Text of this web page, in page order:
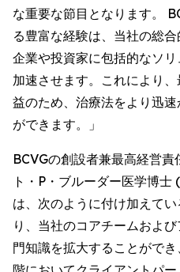
な重要な節目となります。
る豊富な経験は、当社の総
企業や投資家に包括的なソ
加速させます。これにより
益のため、治療法をより迅
ができます。」
BCVGの創設者兼最高経営
ト・P・ブルーダー医学博
は、次のように付け加えて
り、当社のコアチームおよ
門知識を拡大することがで